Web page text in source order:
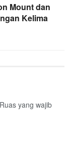
Mount dan
Kelima
Ruas yang wajib